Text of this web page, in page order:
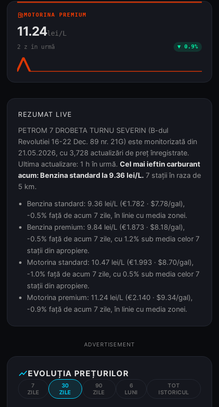
local_gas_stationMOTORINA PREMIUM
11.24lei/L
2 z în urmă ▼ 0.9%
REZUMAT LIVE
PETROM 7 DROBETA TURNU SEVERIN (B-dul
Revolutiei 16-22 Dec. 89 nr. 21G) este monitorizată din
21.05.2026, cu 3,728 actualizări de preț înregistrate.
Ultima actualizare: 1 h în urmă. Cel mai ieftin carburant
acum: Benzina standard la 9.36 lei/L. 7 stații în raza de
5 km.
Benzina standard: 9.36 lei/L (€1.782 · $7.78/gal),
-0.5% față de acum 7 zile, în linie cu media zonei.
Benzina premium: 9.84 lei/L (€1.873 · $8.18/gal),
-0.5% față de acum 7 zile, cu 1.2% sub media celor 7
stații din apropiere.
Motorina standard: 10.47 lei/L (€1.993 · $8.70/gal),
-1.0% față de acum 7 zile, cu 0.5% sub media celor 7
stații din apropiere.
Motorina premium: 11.24 lei/L (€2.140 · $9.34/gal),
-0.9% față de acum 7 zile, în linie cu media zonei.
ADVERTISEMENT
show_chartEVOLUȚIA PREȚURILOR
7
ZILE
30
ZILE
90
ZILE
6
LUNI
TOT
ISTORICUL